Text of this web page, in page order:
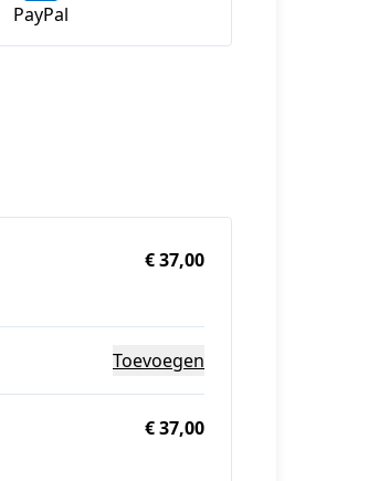
PayPal
€ 37,00
Toevoegen
€ 37,00